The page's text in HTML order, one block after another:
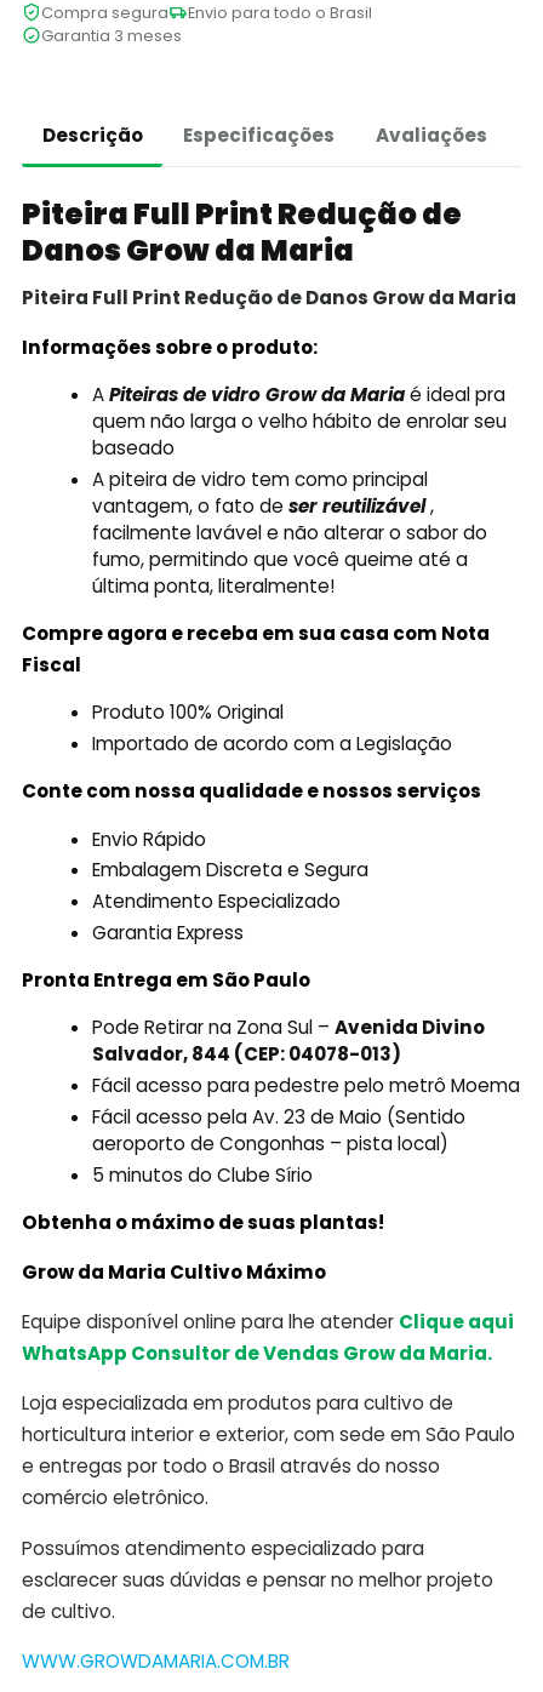
Compra segura
Envio para todo o Brasil
Garantia 3 meses
Descrição Especificações Avaliações
Piteira Full Print Redução de
Danos Grow da Maria
Piteira Full Print Redução de Danos Grow da Maria
Informações sobre o produto:
APiteiras de vidro Grow da Mariaé ideal pra
quem não larga o velho hábito de enrolar seu
baseado
A piteira de vidro tem como principal
vantagem, o fato deser reutilizável,
facilmente lavável e não alterar o sabor do
fumo, permitindo que você queime até a
última ponta, literalmente!
Compre agora e receba em sua casa com Nota
Fiscal
Produto 100% Original
Importado de acordo com a Legislação
Conte com nossa qualidade e nossos serviços
Envio Rápido
Embalagem Discreta e Segura
Atendimento Especializado
Garantia Express
Pronta Entrega em São Paulo
Pode Retirar na Zona Sul –Avenida Divino
Salvador, 844 (CEP: 04078-013)
Fácil acesso para pedestre pelo metrô Moema
Fácil acesso pela Av. 23 de Maio (Sentido
aeroporto de Congonhas – pista local)
5 minutos do Clube Sírio
Obtenha o máximo de suas plantas!
Grow da Maria Cultivo Máximo
Equipe disponível online para lhe atender Clique aqui
WhatsApp Consultor de Vendas Grow da Maria.
Loja especializada em produtos para cultivo de
horticultura interior e exterior, com sede em São Paulo
e entregas por todo o Brasil através do nosso
comércio eletrônico.
Possuímos atendimento especializado para
esclarecer suas dúvidas e pensar no melhor projeto
de cultivo.
WWW.GROWDAMARIA.COM.BR